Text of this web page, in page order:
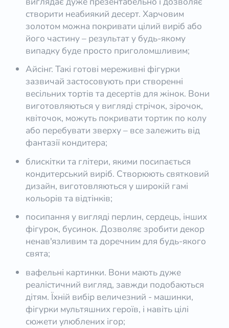
створити неабиякий десерт. Харчовим
золотом можна покривати цілий виріб або
його частину – результат у будь-якому
випадку буде просто приголомшливим;
Айсінг. Такі готові мереживні фігурки
зазвичай застосовують при створенні
весільних тортів та десертів для жінок. Вони
виготовляються у вигляді стрічок, зірочок,
квіточок, можуть покривати тортик по колу
або перебувати зверху – все залежить від
фантазії кондитера;
блискітки та глітери, якими посипається
кондитерський виріб. Створюють святковий
дизайн, виготовляються у широкій гамі
кольорів та відтінків;
посипання у вигляді перлин, сердець, інших
фігурок, бусинок. Дозволяє зробити декор
ненав'язливим та доречним для будь-якого
свята;
вафельні картинки. Вони мають дуже
реалістичний вигляд, завжди подобаються
дітям. Їхній вибір величезний - машинки,
фігурки мультяшних героїв, і навіть цілі
сюжети улюблених ігор;